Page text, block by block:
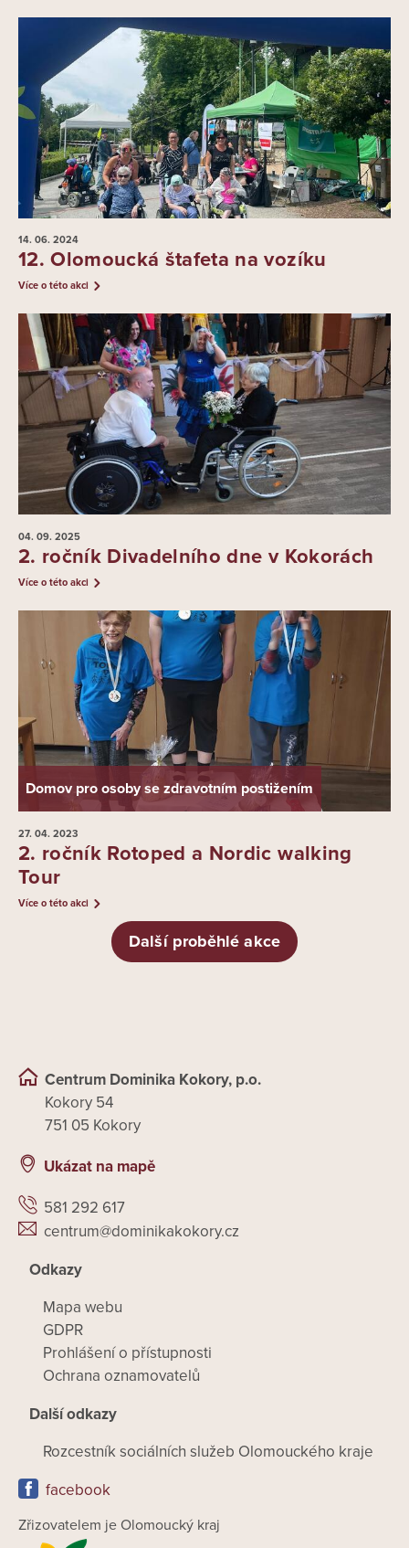
14. 06. 2024
12. Olomoucká štafeta na vozíku
Více o této akci
04. 09. 2025
2. ročník Divadelního dne v Kokorách
Více o této akci
Domov pro osoby se zdravotním postižením
27. 04. 2023
2. ročník Rotoped a Nordic walking
Tour
Více o této akci
Další proběhlé akce
Centrum Dominika Kokory, p.o.
Kokory 54
751 05 Kokory
Ukázat na mapě
581 292 617
centrum@dominikakokory.cz
Odkazy
Mapa webu
GDPR
Prohlášení o přístupnosti
Ochrana oznamovatelů
Další odkazy
Rozcestník sociálních služeb Olomouckého kraje
facebook
Zřizovatelem je Olomoucký kraj